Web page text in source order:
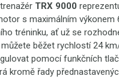
TRX 9000
s maximálním
tréninku, ať už se
běžet rychlostí 24
pomocí funkčních
kromě řady